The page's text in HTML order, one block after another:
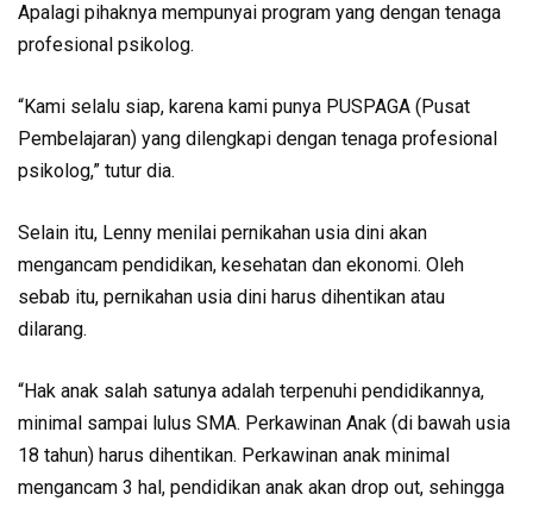
Apalagi pihaknya mempunyai program yang dengan tenaga
profesional psikolog.
“Kami selalu siap, karena kami punya PUSPAGA (Pusat
Pembelajaran) yang dilengkapi dengan tenaga profesional
psikolog,” tutur dia.
Selain itu, Lenny menilai pernikahan usia dini akan
mengancam pendidikan, kesehatan dan ekonomi. Oleh
sebab itu, pernikahan usia dini harus dihentikan atau
dilarang.
“Hak anak salah satunya adalah terpenuhi pendidikannya,
minimal sampai lulus SMA. Perkawinan Anak (di bawah usia
18 tahun) harus dihentikan. Perkawinan anak minimal
mengancam 3 hal, pendidikan anak akan drop out, sehingga